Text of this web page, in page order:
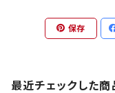
保存
最近チェックした商